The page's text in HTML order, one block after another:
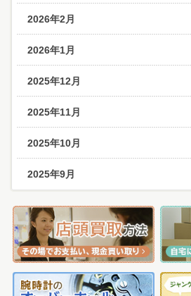
2026年2月
2026年1月
2025年12月
2025年11月
2025年10月
2025年9月